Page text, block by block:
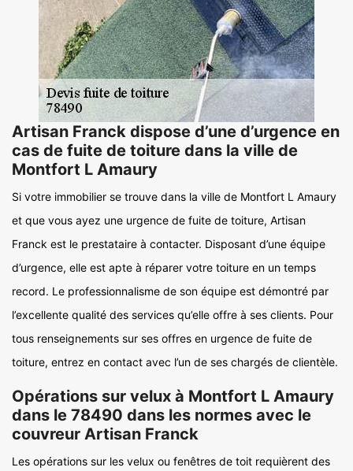
Artisan Franck dispose d’une d’urgence en
cas de fuite de toiture dans la ville de
Montfort L Amaury
Si votre immobilier se trouve dans la ville de Montfort L Amaury
et que vous ayez une urgence de fuite de toiture, Artisan
Franck est le prestataire à contacter. Disposant d’une équipe
d’urgence, elle est apte à réparer votre toiture en un temps
record. Le professionnalisme de son équipe est démontré par
l’excellente qualité des services qu’elle offre à ses clients. Pour
tous renseignements sur ses offres en urgence de fuite de
toiture, entrez en contact avec l’un de ses chargés de clientèle.
Opérations sur velux à Montfort L Amaury
dans le 78490 dans les normes avec le
couvreur Artisan Franck
Les opérations sur les velux ou fenêtres de toit requièrent des